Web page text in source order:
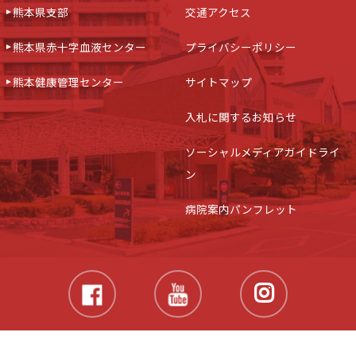
熊本県支部
熊本県赤十字血液センター
熊本健康管理センター
交通アクセス
プライバシーポリシー
サイトマップ
入札に関するお知らせ
ソーシャルメディアガイドライ
ン
病院案内パンフレット